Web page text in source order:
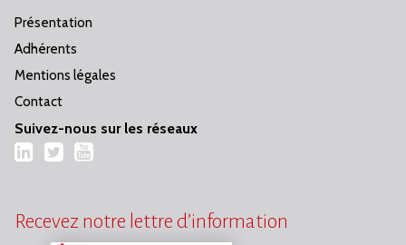
Présentation
Adhérents
Mentions légales
Contact
Suivez-nous sur les réseaux
LinkedIn
TwitterYouTube
Recevez notre lettre d’information